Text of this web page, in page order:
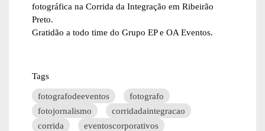
fotográfica na Corrida da Integração em Ribeirão
Preto.
Gratidão a todo time do Grupo EP e OA Eventos.
Tags
fotografodeeventos
fotografo
fotojornalismo
corridadaintegracao
corrida
eventoscorporativos